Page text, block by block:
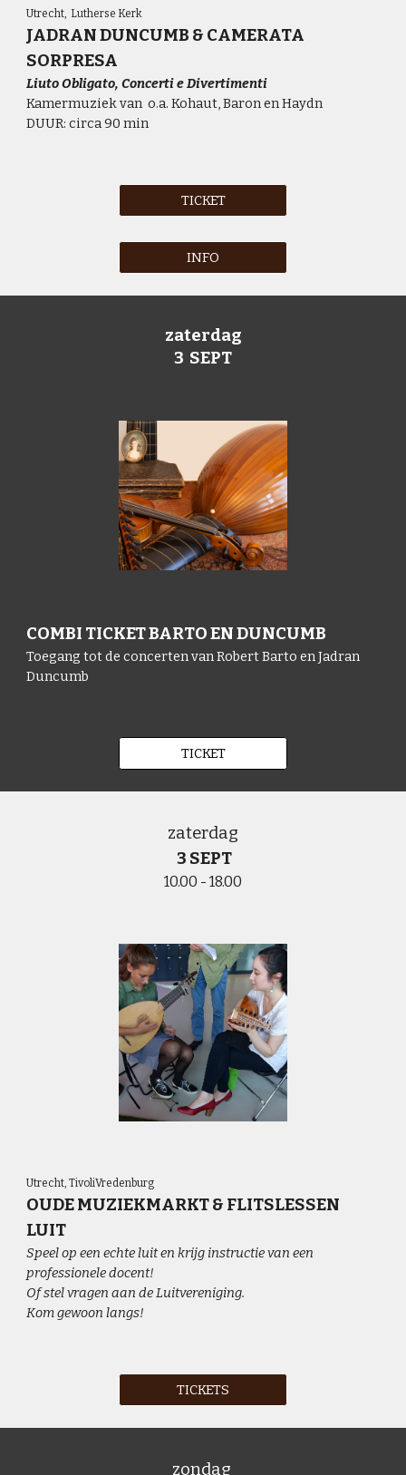
Utrecht, Lutherse Kerk
JADRAN DUNCUMB & CAMERATA
SORPRESA
Liuto Obligato, Concerti e Divertimenti
Kamermuziek van o.a. Kohaut, Baron en Haydn
DUUR: circa 90 min
TICKET
INFO
zaterdag
3 SEPT
COMBI TICKET BARTO EN DUNCUMB
Toegang tot de concerten van Robert Barto enJadran
Duncumb
TICKET
zaterdag
3 SEPT
10.00 - 18.00
Utrecht, TivoliVredenburg
OUDE MUZIEKMARKT & FLITSLESSEN
LUIT
Speel op een echte luit en krijg instructie van een
professionele docent!
Of stel vragen aan de Luitvereniging.
Kom gewoon langs!
TICKETS
zondag